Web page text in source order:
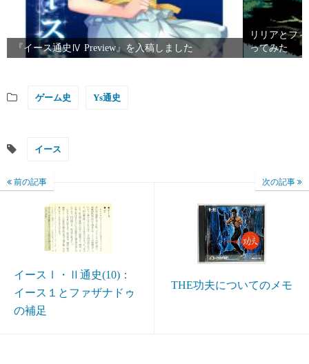
『イース通史Ⅳ Preview』を入稿しました
リリアとフ
ってみた
ゲーム史 Ys通史
イース
前の記事
イースⅠ・Ⅱ通史(10)：
イース１とファザナドゥ
の補足
次の記事
THE功夫についてのメモ